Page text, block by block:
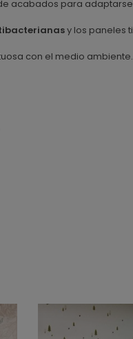
acabados para
y los paneles
con el medio ambiente.